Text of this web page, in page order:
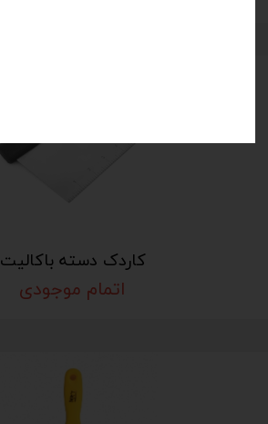
کاردک دسته باکالیت
اتمام موجودی